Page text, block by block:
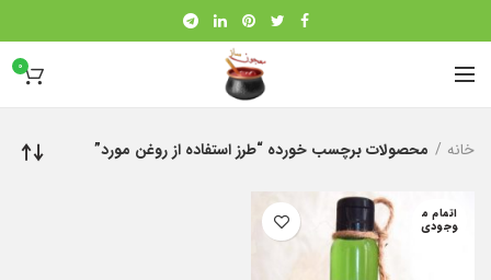
0
خانه محصولات برچسب خورده “طرز استفاده از روغن مورد”
اتمام م
وجودی